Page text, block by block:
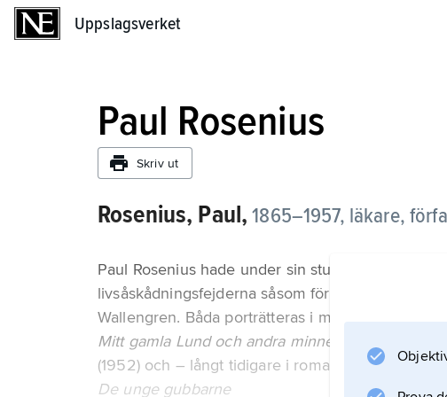
Uppslagsverket
Paul Rosenius
Skriv ut
Rosenius, Paul, 1865–1957, läkare,
Paul Rosenius hade under sin studietid i Lund på
livsåskådningsfejderna såsom förtrogen kamrat
Wallengren. Båda porträtteras i memoarvolymen
Mitt gamla Lund och andra minnen
(1952) och – långt tidigare i romanform – i
De unge gubbarne